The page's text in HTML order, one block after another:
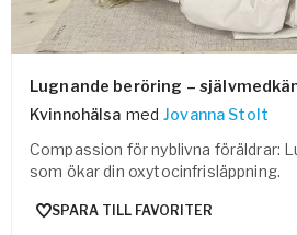
Lugnande beröring –
Kvinnohälsa med Jovanna Stolt
Compassion för nyblivna föräldrar:
som ökar din oxytocinfrisläppning.
SPARA TILL FAVORITER